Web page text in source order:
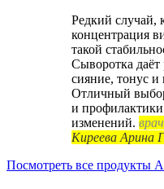
Редкий случай,
концентрация
такой
Сыворотка
сияние, тонус
Отличный
и
изменений.
Киреева Арина
Посмотреть все продукты